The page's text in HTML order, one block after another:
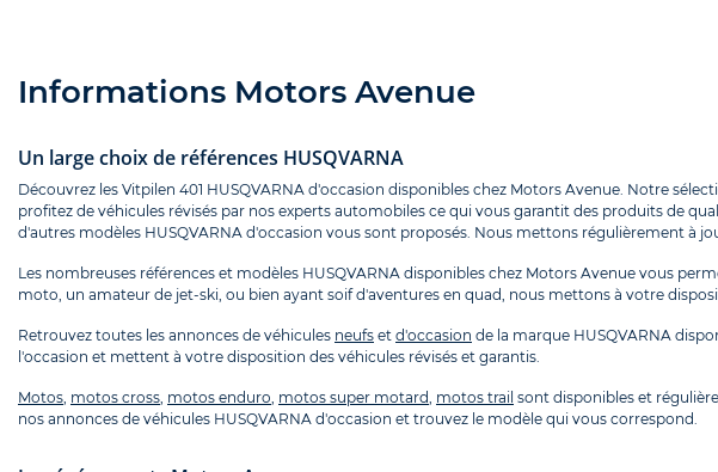
Informations Motors Avenue
Un large choix de références HUSQVARNA
Découvrez les Vitpilen 401 HUSQVARNA d'occasion disponibles chez Motors Avenue. Notre
profitez de véhicules révisés par nos experts automobiles ce qui vous garantit des produits de
d'autres modèles HUSQVARNA d'occasion vous sont proposés. Nous mettons régulièrement à
Les nombreuses références et modèles HUSQVARNA disponibles chez Motors Avenue vous
moto, un amateur de jet-ski, ou bien ayant soif d'aventures en quad, nous mettons à votre
Retrouvez toutes les annonces de véhicules neufs et d'occasion de la marque HUSQVARNA
l'occasion et mettent à votre disposition des véhicules révisés et garantis.
Motos, motos cross, motos enduro, motos super motard, motos trail sont disponibles et
nos annonces de véhicules HUSQVARNA d'occasion et trouvez le modèle qui vous correspond.